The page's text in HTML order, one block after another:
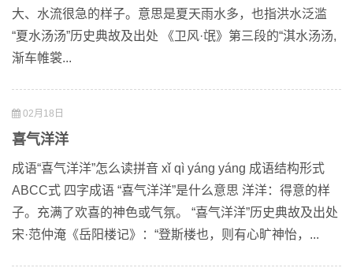
大、水流很急的样子。意思是夏天雨水多，也指洪水泛滥
“夏水汤汤”历史典故及出处 《卫风·氓》第三段的“淇水汤汤,
渐车帷裳...
02月18日
喜气洋洋
成语“喜气洋洋”怎么读拼音 xǐ qì yáng yáng 成语结构形式
ABCC式 四字成语 “喜气洋洋”是什么意思 洋洋：得意的样
子。充满了欢喜的神色或气氛。 “喜气洋洋”历史典故及出处
宋·范仲淹《岳阳楼记》：“登斯楼也，则有心旷神怡，...